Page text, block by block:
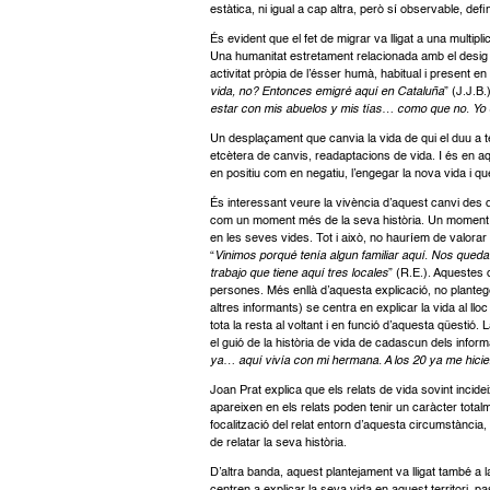
estàtica, ni igual a cap altra, però sí observable,
És evident que el fet de migrar va lligat a una
Una humanitat estretament relacionada amb el
activitat pròpia de l’ésser humà, habitual i present
vida, no? Entonces emigré aquí en Cataluña”
estar con mis abuelos y mis tías… como que no.
Un desplaçament que canvia la vida de qui el duu a
etcètera de canvis, readaptacions de vida. I és en
en positiu com en negatiu, l’engegar la nova vida i
És interessant veure la vivència d’aquest canvi
com un moment més de la seva història. Un
en les seves vides. Tot i això, no hauríem de
“Vinimos porqué tenía algun familiar aquí. Nos
trabajo que tiene aquí tres locales” (R.E.). Aquestes
persones. Més enllà d’aquesta explicació, no
altres informants) se centra en explicar la vida al
tota la resta al voltant i en funció d’aquesta
el guió de la història de vida de cadascun dels
ya… aquí vivía con mi hermana. A los 20 ya me
Joan Prat explica que els relats de vida sovint
apareixen en els relats poden tenir un caràcter
focalització del relat entorn d’aquesta
de relatar la seva història.
D’altra banda, aquest plantejament va lligat també